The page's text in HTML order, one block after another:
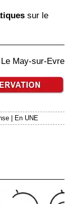
sur le
May-sur-Evre
| En UNE